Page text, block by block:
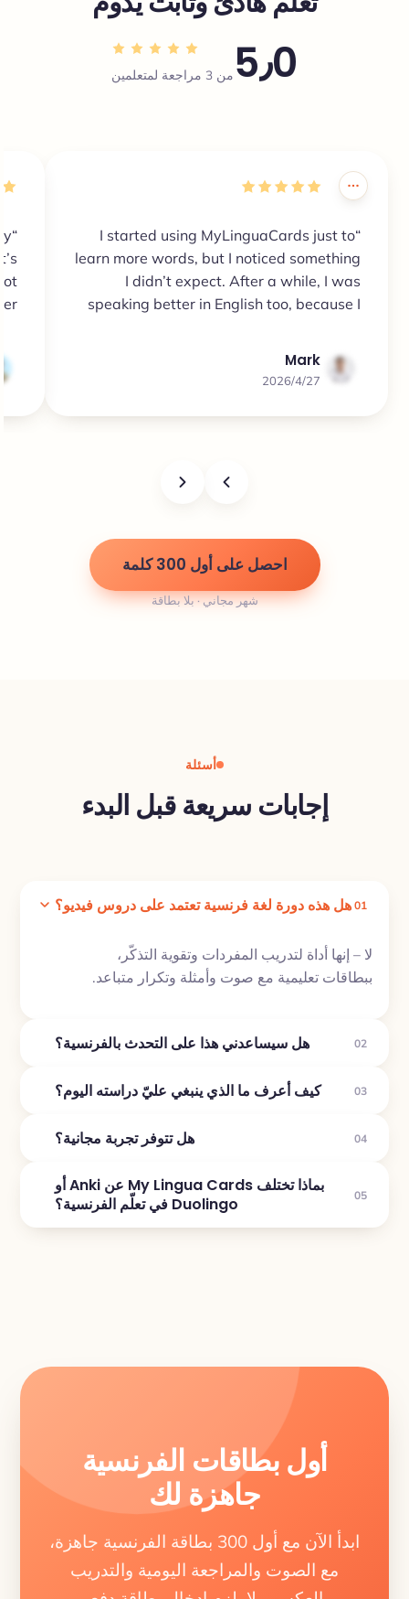
5٫0 من 3 مراجعة لمتعلمين
“I started using MyLinguaCards just to
learn more words, but I noticed something
I didn’t expect. After a while, I was
speaking better in English too, because I
keep saying the same simple things all the
time.”
Mark
27‏‏/4‏‏/2026
احصل على أول 300 كلمة
شهر مجاني · بلا بطاقة
أسئلة
إجابات سريعة قبل البدء
01 هل هذه دورة لغة فرنسية تعتمد على دروس فيديو؟
لا – إنها أداة لتدريب المفردات وتقوية التذكّر،
ببطاقات تعليمية مع صوت وأمثلة وتكرار متباعد.
02 هل سيساعدني هذا على التحدث بالفرنسية؟
03 كيف أعرف ما الذي ينبغي عليّ دراسته اليوم؟
04 هل تتوفر تجربة مجانية؟
05
بماذا تختلف My Lingua Cards عن Anki أو
Duolingo في تعلّم الفرنسية؟
أول بطاقات الفرنسية
جاهزة لك
ابدأ الآن مع أول 300 بطاقة الفرنسية جاهزة،
مع الصوت والمراجعة اليومية والتدريب